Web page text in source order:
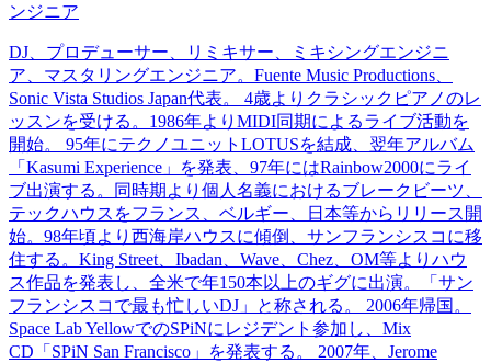
ンジニア
DJ、プロデューサー、リミキサー、ミキシングエンジニ
ア、マスタリングエンジニア。Fuente Music Productions、
Sonic Vista Studios Japan代表。 4歳よりクラシックピアノのレ
ッスンを受ける。1986年よりMIDI同期によるライブ活動を
開始。 95年にテクノユニットLOTUSを結成、翌年アルバム
「Kasumi Experience」を発表、97年にはRainbow2000にライ
ブ出演する。同時期より個人名義におけるブレークビーツ、
テックハウスをフランス、ベルギー、日本等からリリース開
始。98年頃より西海岸ハウスに傾倒、サンフランシスコに移
住する。King Street、Ibadan、Wave、Chez、OM等よりハウ
ス作品を発表し、全米で年150本以上のギグに出演。「サン
フランシスコで最も忙しいDJ」と称される。 2006年帰国。
Space Lab YellowでのSPiNにレジデント参加し、Mix
CD「SPiN San Francisco」を発表する。 2007年、Jerome